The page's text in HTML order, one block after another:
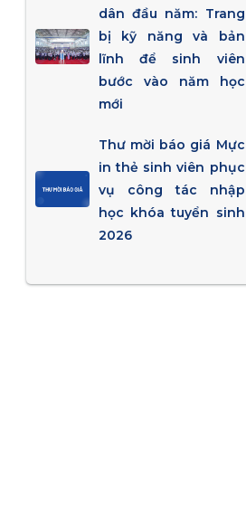
dân đầu năm: Trang
bị kỹ năng và bản
lĩnh để sinh viên
bước vào năm học
mới
Thư mời báo giá Mực
in thẻ sinh viên phục
vụ công tác nhập
học khóa tuyển sinh
2026